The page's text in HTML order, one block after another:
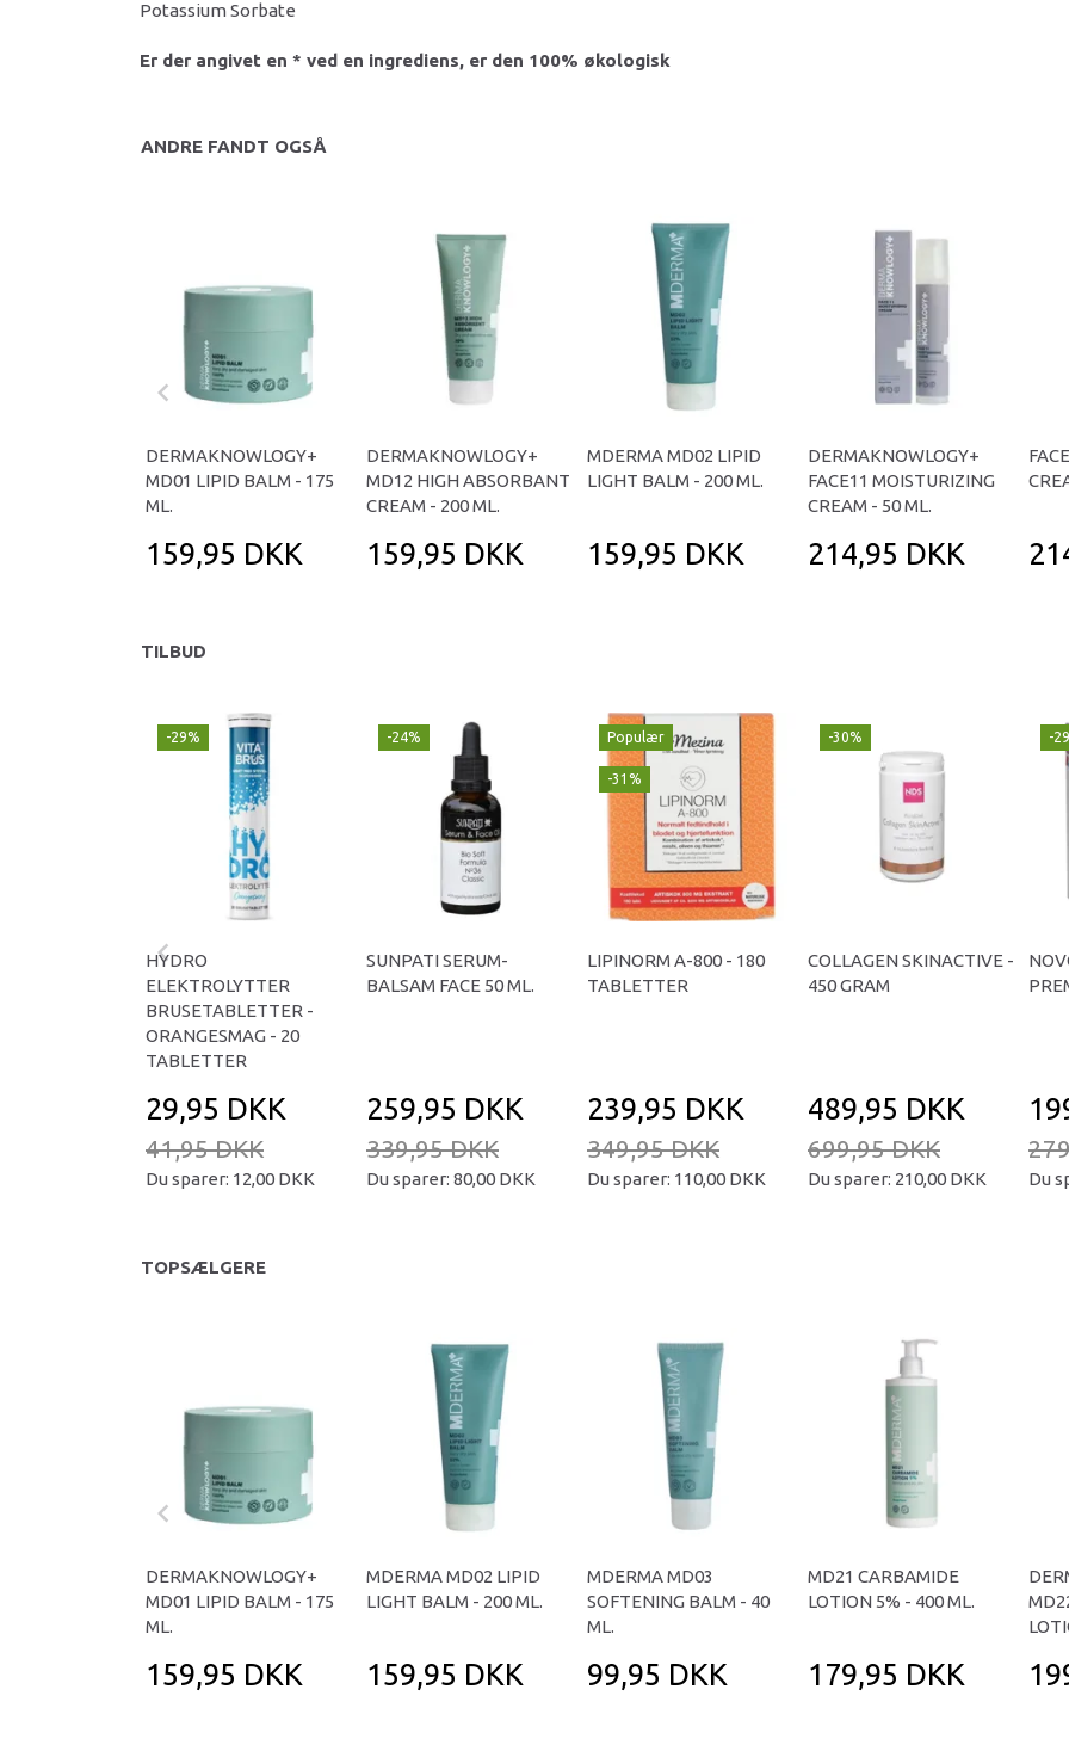
Potassium Sorbate
Er der angivet en * ved en ingrediens, er den 100% økologisk
ANDRE FANDT OGSÅ
DERMAKNOWLOGY+
MD01 LIPID BALM - 175
ML.
159,95 DKK
DERMAKNOWLOGY+
MD12 HIGH ABSORBANT
CREAM - 200 ML.
159,95 DKK
MDERMA MD02 LIPID
LIGHT BALM - 200 ML.
159,95 DKK
DERMAKNOWLOGY+
FACE11 MOISTURIZING
CREAM - 50 ML.
214,95 DKK
TILBUD
-29%
HYDRO
ELEKTROLYTTER
BRUSETABLETTER -
ORANGESMAG - 20
TABLETTER
29,95 DKK
41,95 DKK
Du sparer: 12,00 DKK
-24%
SUNPATI SERUM-
BALSAM FACE 50 ML.
259,95 DKK
339,95 DKK
Du sparer: 80,00 DKK
Populær
-31%
LIPINORM A-800 - 180
TABLETTER
239,95 DKK
349,95 DKK
Du sparer: 110,00 DKK
-30%
COLLAGEN SKINACTIVE -
450 GRAM
489,95 DKK
699,95 DKK
Du sparer: 210,00 DKK
-
Du
TOPSÆLGERE
DERMAKNOWLOGY+
MD01 LIPID BALM - 175
ML.
159,95 DKK
MDERMA MD02 LIPID
LIGHT BALM - 200 ML.
159,95 DKK
MDERMA MD03
SOFTENING BALM - 40
ML.
99,95 DKK
MD21 CARBAMIDE
LOTION 5% - 400 ML.
179,95 DKK